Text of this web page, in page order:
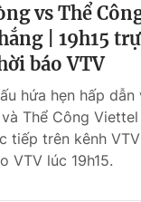
tử
vs Thể
| 19h15
báo VTV
hứa hẹn hấp
và Thể Công
tiếp trên kênh
VTV lúc 19h15.